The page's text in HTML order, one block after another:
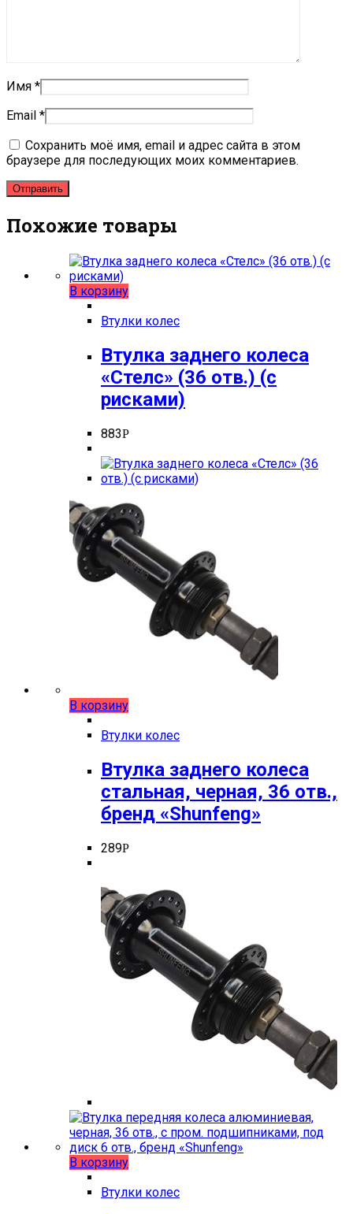
Имя *
Email *
Сохранить моё имя, email и адрес сайта в этом
браузере для последующих моих комментариев.
Похожие товары
В корзину
Втулки колес
Втулка заднего колеса
«Стелс» (36 отв.) (с
рисками)
883Р
В корзину
Втулки колес
Втулка заднего колеса
стальная, черная, 36 отв.,
бренд «Shunfeng»
289Р
В корзину
Втулки колес